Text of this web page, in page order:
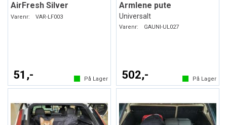
AirFresh Silver
Varenr: VAR-LF003
51,- På Lager
Armlene pute
Universalt
Varenr: GAUNI-UL027
502,- På Lager